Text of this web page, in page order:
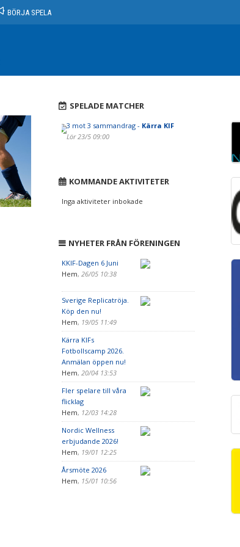
BÖRJA SPELA
SPELADE MATCHER
3 mot 3 sammandrag - Kärra KIF
Lör 23/5 09:00
KOMMANDE AKTIVITETER
Inga aktiviteter inbokade
NYHETER FRÅN FÖRENINGEN
KKIF-Dagen 6 Juni
Hem, 26/05 10:38
Sverige Replicatröja.
Köp den nu!
Hem, 19/05 11:49
Kärra KIFs
Fotbollscamp 2026.
Anmälan öppen nu!
Hem, 20/04 13:53
Fler spelare till våra
flicklag
Hem, 12/03 14:28
Nordic Wellness
erbjudande 2026!
Hem, 19/01 12:25
Årsmöte 2026
Hem, 15/01 10:56